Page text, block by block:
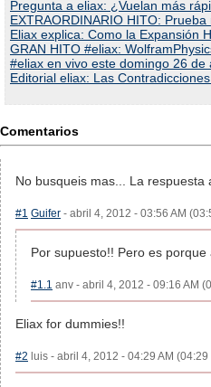
Pregunta a eliax: ¿Vuelan más
EXTRAORDINARIO HITO:
Eliax explica: Como la Expansión
GRAN HITO #eliax:
#eliax en vivo este domingo 26
Editorial eliax: Las
Comentarios
No busqueis mas... La
#1 Guifer - abril 4, 2012 - 03:56 AM
Por supuesto!! Pero es
#1.1 anv - abril 4, 2012 - 09:16 AM
Eliax for dummies!!
#2 luis - abril 4, 2012 - 04:29 AM